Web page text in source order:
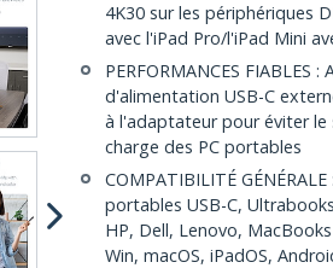
4K30 sur les périphériques
avec l'iPad Pro/l'iPad Mini
PERFORMANCES
d'alimentation USB-C
à l'adaptateur pour éviter le
charge des PC portables
COMPATIBILITÉ
portables USB-C,
HP, Dell, Lenovo,
Win, macOS, iPadOS,